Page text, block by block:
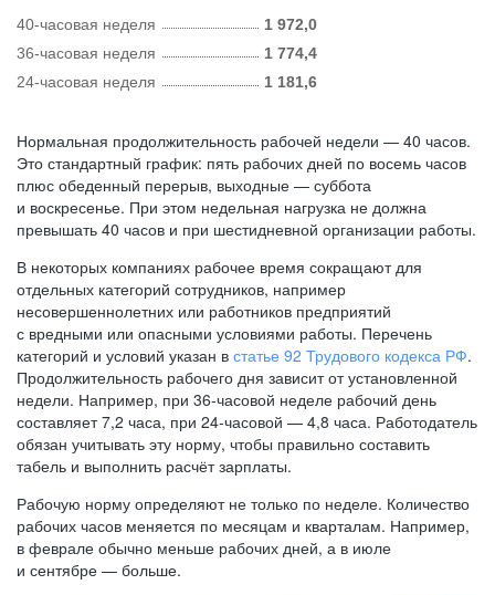
40-часовая неделя
1 972,0
36-часовая неделя
1 774,4
24-часовая неделя
1 181,6
Нормальная продолжительность рабочей недели — 40 часов.
Это стандартный график: пять рабочих дней по восемь часов
плюс обеденный перерыв, выходные — суббота
и воскресенье. При этом недельная нагрузка не должна
превышать 40 часов и при шестидневной организации работы.
В некоторых компаниях рабочее время сокращают для
отдельных категорий сотрудников, например
несовершеннолетних или работников предприятий
с вредными или опасными условиями работы. Перечень
категорий и условий указан в статье 92 Трудового кодекса РФ.
Продолжительность рабочего дня зависит от установленной
недели. Например, при 36-часовой неделе рабочий день
составляет 7,2 часа, при 24-часовой — 4,8 часа. Работодатель
обязан учитывать эту норму, чтобы правильно составить
табель и выполнить расчёт зарплаты.
Рабочую норму определяют не только по неделе. Количество
рабочих часов меняется по месяцам и кварталам. Например,
в феврале обычно меньше рабочих дней, а в июле
и сентябре — больше.